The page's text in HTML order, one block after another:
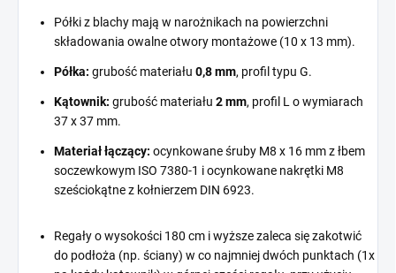
Półki z blachy mają w narożnikach na powierzchni
składowania owalne otwory montażowe (10 x 13 mm).
Półka: grubość materiału 0,8 mm, profil typu G.
Kątownik: grubość materiału 2 mm, profil L o wymiarach
37 x 37 mm.
Materiał łączący: ocynkowane śruby M8 x 16 mm z łbem
soczewkowym ISO 7380-1 i ocynkowane nakrętki M8
sześciokątne z kołnierzem DIN 6923.
Regały o wysokości 180 cm i wyższe zaleca się zakotwić
do podłoża (np. ściany) w co najmniej dwóch punktach (1x